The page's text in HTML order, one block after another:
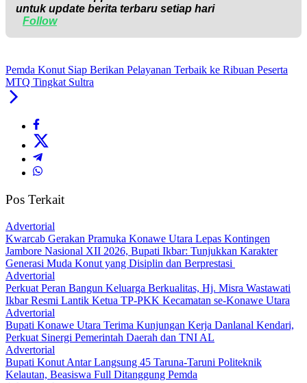
untuk update berita terbaru setiap hari
Follow
Pemda Konut Siap Berikan Pelayanan Terbaik ke Ribuan Peserta
MTQ Tingkat Sultra
Pos Terkait
Advertorial
‎Kwarcab Gerakan Pramuka Konawe Utara Lepas Kontingen
Jambore Nasional XII 2026, Bupati Ikbar: Tunjukkan Karakter
Generasi Muda Konut yang Disiplin dan Berprestasi ‎
Advertorial
‎Perkuat Peran Bangun Keluarga Berkualitas, Hj. Misra Wastawati
Ikbar Resmi Lantik Ketua TP-PKK Kecamatan se-Konawe Utara
Advertorial
Bupati Konawe Utara Terima Kunjungan Kerja Danlanal Kendari,
Perkuat Sinergi Pemerintah Daerah dan TNI AL
Advertorial
Bupati Konut Antar Langsung 45 Taruna-Taruni Politeknik
Kelautan, Beasiswa Full Ditanggung Pemda